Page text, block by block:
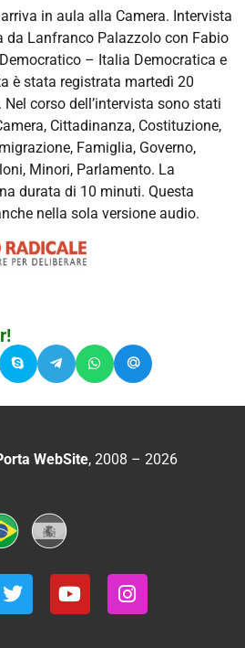
in aula alla Camera. Intervista
da Lanfranco Palazzolo con Fabio
– Italia Democratica e
è stata registrata martedì 20
corso dell’intervista sono stati
Cittadinanza, Costituzione,
Famiglia, Governo,
Minori, Parlamento. La
durata di 10 minuti. Questa
nella sola versione audio.
WebSite, 2008 – 2026